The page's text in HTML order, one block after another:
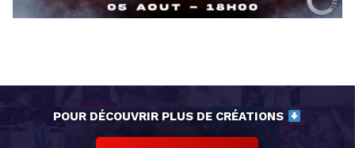
POUR DÉCOUVRIR PLUS DE CRÉATIONS